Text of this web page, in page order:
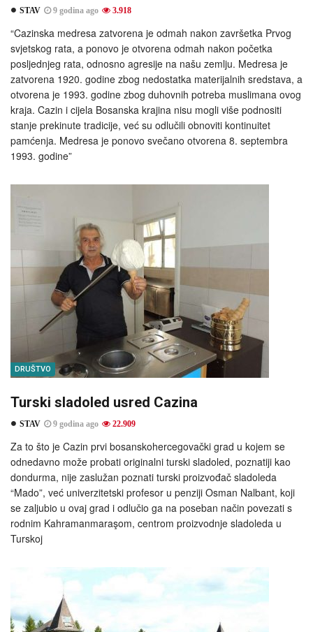
STAV 9 godina ago 3.918
“Cazinska medresa zatvorena je odmah nakon završetka Prvog
svjetskog rata, a ponovo je otvorena odmah nakon početka
posljednjeg rata, odnosno agresije na našu zemlju. Medresa je
zatvorena 1920. godine zbog nedostatka materijalnih sredstava, a
otvorena je 1993. godine zbog duhovnih potreba muslimana ovog
kraja. Cazin i cijela Bosanska krajina nisu mogli više podnositi
stanje prekinute tradicije, već su odlučili obnoviti kontinuitet
pamćenja. Medresa je ponovo svečano otvorena 8. septembra
1993. godine”
DRUŠTVO
Turski sladoled usred Cazina
STAV 9 godina ago 22.909
Za to što je Cazin prvi bosanskohercegovački grad u kojem se
odnedavno može probati originalni turski sladoled, poznatiji kao
dondurma, nije zaslužan poznati turski proizvođač sladoleda
“Mado”, već univerzitetski profesor u penziji Osman Nalbant, koji
se zaljubio u ovaj grad i odlučio ga na poseban način povezati s
rodnim Kahramanmaraşom, centrom proizvodnje sladoleda u
Turskoj